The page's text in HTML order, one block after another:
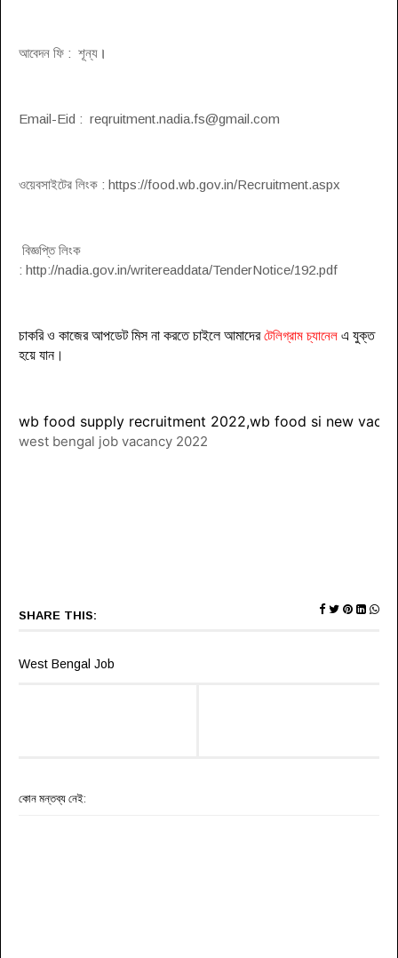
আবেদন ফি : শূন্য ।
Email-Eid : reqruitment.nadia.fs@gmail.com
ওয়েবসাইটের লিংক : https://food.wb.gov.in/Recruitment.aspx
বিজ্ঞপ্তি লিংক
: http://nadia.gov.in/writereaddata/TenderNotice/192.pdf
চাকরি ও কাজের আপডেট মিস না করতে চাইলে আমাদেরটেলিগ্রাম চ্যানেল এ যুক্ত
হয়ে যান।
wb food supply recruitment 2022,wb food si new
west bengal job vacancy 2022
SHARE THIS:
West Bengal Job
কোন মন্তব্য নেই: